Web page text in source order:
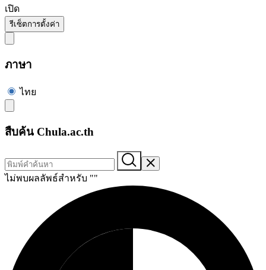
เปิด
รีเซ็ตการตั้งค่า
ภาษา
ไทย
สืบค้น Chula.ac.th
ไม่พบผลลัพธ์สำหรับ ""